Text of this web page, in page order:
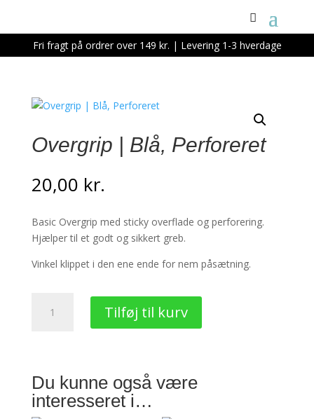
Fri fragt på ordrer over 149 kr. | Levering 1-3 hverdage
Overgrip | Blå, Perforeret
20,00 kr.
Basic Overgrip med sticky overflade og perforering.
Hjælper til et godt og sikkert greb.
Vinkel klippet i den ene ende for nem påsætning.
Tilføj til kurv
Du kunne også være
interesseret i…